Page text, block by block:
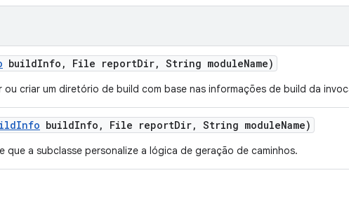
buildInfo , File reportDir, String moduleName)
ou criar um diretório de build com base nas informações de build da
Info buildInfo , File reportDir, String moduleName)
que a subclasse personalize a lógica de geração de caminhos.